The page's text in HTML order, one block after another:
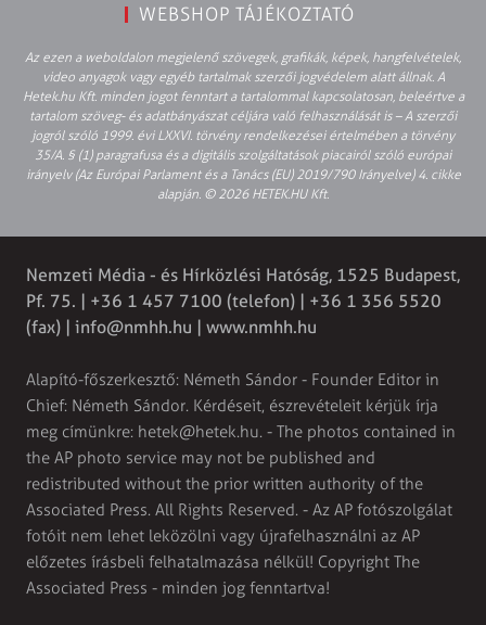
WEBSHOP TÁJÉKOZTATÓ
Az ezen a weboldalon megjelenő szövegek, grafikák, képek, hangfelvételek,
video anyagok vagy egyéb tartalmak szerzői jogvédelem alatt állnak. A
Hetek.hu Kft. minden jogot fenntart a tartalommal kapcsolatosan, beleértve a
tartalom szöveg- és adatbányászat céljára való felhasználását is – A szerzői
jogról szóló 1999. évi LXXVI. törvény rendelkezései értelmében a törvény
35/A. § (1) paragrafusa és a digitális szolgáltatások piacairól szóló európai
irányelv (Az Európai Parlament és a Tanács (EU) 2019/790 Irányelve) 4. cikke
alapján. © 2026 HETEK.HU Kft.
Nemzeti Média - és Hírközlési Hatóság, 1525 Budapest,
Pf. 75. | +36 1 457 7100 (telefon) | +36 1 356 5520
(fax) | info@nmhh.hu | www.nmhh.hu
Alapító-főszerkesztő: Németh Sándor - Founder Editor in
Chief: Németh Sándor. Kérdéseit, észrevételeit kérjük írja
meg címünkre: hetek@hetek.hu. - The photos contained in
the AP photo service may not be published and
redistributed without the prior written authority of the
Associated Press. All Rights Reserved. - Az AP fotószolgálat
fotóit nem lehet leközölni vagy újrafelhasználni az AP
előzetes írásbeli felhatalmazása nélkül! Copyright The
Associated Press - minden jog fenntartva!